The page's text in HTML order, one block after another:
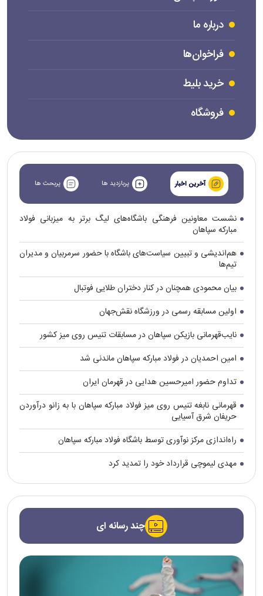
درباره ما
فراخوان‌ها
خرید بلیط
فروشگاه
آخرین اخبار پربازدید ها پربحث ها
نشست معاونین فرهنگی باشگاه‌های لیگ برتر به میزبانی فولاد
مبارکه سپاهان
هم‌اندیشی و تبیین سیاست‌های باشگاه با حضور سرمربیان و مدیران
تیم‌ها
بیان محمودی همچنان در کنار دختران طلایی فوتبال
اولین مسابقه رسمی در ورزشگاه نقش‌جهان
نایب‌قهرمانی بازیکن سپاهان در مسابقات تنیس روی میز کشور
امین احمدیان در فولاد مبارکه سپاهان ماندنی شد
تداوم حضور امیرحسین هدایی در قهرمان ایران
قهرمانی نابغه تنیس روی میز فولاد مبارکه سپاهان با به زانو درآوردن
حریفان شرق آسیایی
راه‌اندازی مرکز نوآوری توسط باشگاه فولاد مبارکه سپاهان
مهدی لیموچی قرارداد خود را تمدید کرد
چند رسانه ای